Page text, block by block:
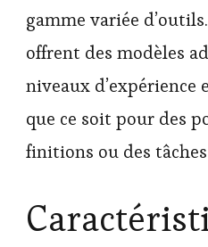
gamme variée
offrent des modèles
niveaux d’expérience
que ce soit pour des
finitions ou des